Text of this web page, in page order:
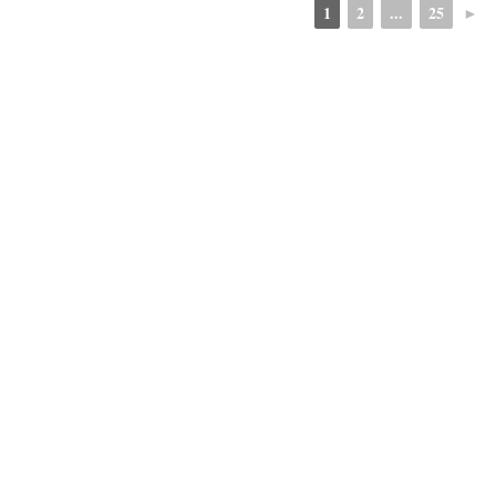
1 2 ... 25 ►